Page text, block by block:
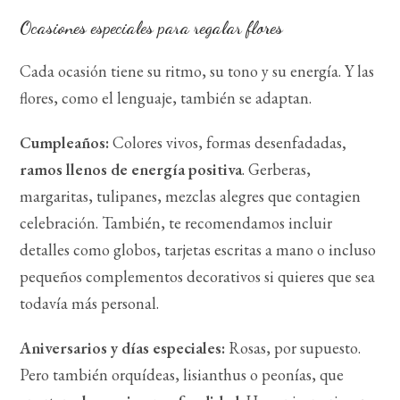
Ocasiones especiales para regalar flores
Cada ocasión tiene su ritmo, su tono y su energía. Y las
flores, como el lenguaje, también se adaptan.
Cumpleaños: Colores vivos, formas desenfadadas,
ramos llenos de energía positiva. Gerberas,
margaritas, tulipanes, mezclas alegres que contagien
celebración. También, te recomendamos incluir
detalles como globos, tarjetas escritas a mano o incluso
pequeños complementos decorativos si quieres que sea
todavía más personal.
Aniversarios y días especiales: Rosas, por supuesto.
Pero también orquídeas, lisianthus o peonías, que